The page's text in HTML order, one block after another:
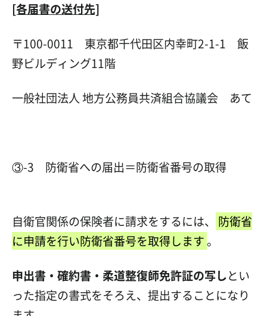
[各届書の送付先]
〒100-0011 東京都千代田区内幸町2-1-1 飯
野ビルディング11階
一般社団法人 地方公務員共済組合協議会 あて
③-3 防衛省への届出＝防衛省番号の取得
自衛官関係の保険者に請求をするには、
防衛省
に申請を行い防衛省番号を取得します。
申出書・確約書・柔道整復師免許証の写しとい
った指定の書式をそろえ、提出することになり